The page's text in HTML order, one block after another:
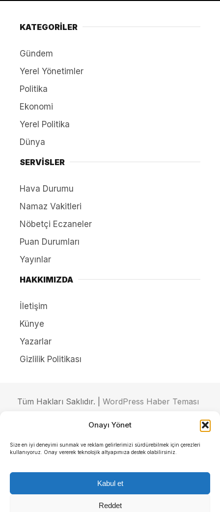
Onayı Yönet
Size en iyi deneyimi sunmak ve reklam gelirlerimizi sürdürebilmek için çerezleri
kullanıyoruz. Onay vererek teknolojik altyapımıza destek olabilirsiniz.
Kabul et
Reddet
KATEGORİLER
Gündem
Yerel Yönetimler
Politika
Ekonomi
Yerel Politika
Dünya
SERVİSLER
Hava Durumu
Namaz Vakitleri
Nöbetçi Eczaneler
Puan Durumları
Yayınlar
HAKKIMIZDA
İletişim
Künye
Yazarlar
Gizlilik Politikası
Tüm Hakları Saklıdır. | WordPress Haber Teması